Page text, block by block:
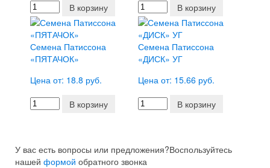
В корзину
В корзину
Семена Патиссона
«ПЯТАЧОК»
Цена от: 18.8 руб.
В корзину
Семена Патиссона
«ДИСК» УГ
Цена от: 15.66 руб.
В корзину
У вас есть вопросы или предложения?Воспользуйтесь
нашей формой обратного звонка